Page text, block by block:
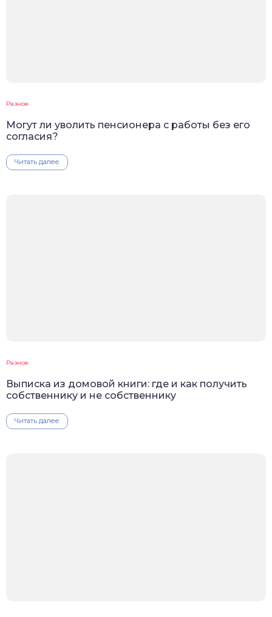
Разное
Могут ли уволить пенсионера с работы без его
согласия?
Читать далее
Разное
Выписка из домовой книги: где и как получить
собственнику и не собственнику
Читать далее